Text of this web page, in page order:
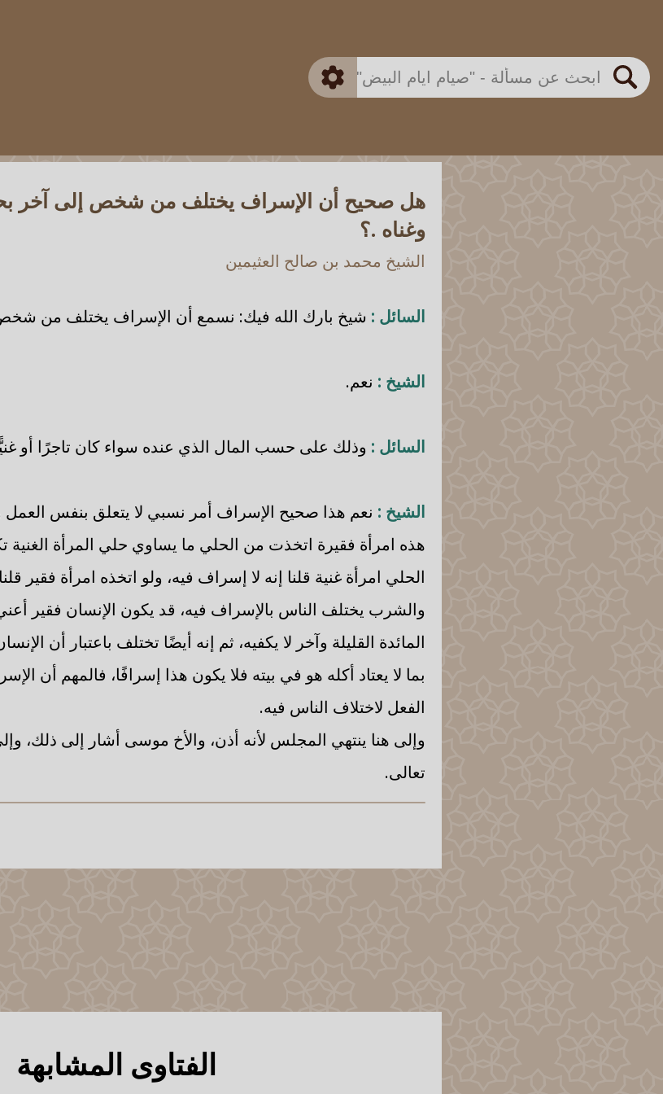
بحث
اللجنة الدائمة
متقدم
هل صحيح أن الإسراف يختلف من شخص إلى
وغناه .؟
الشيخ محمد بن صالح العثيمين
السائل : شيخ بارك الله فيك: نسمع أن الإسراف يختلف من
الشيخ : نعم.
السائل : وذلك على حسب المال الذي عنده سواء كان تاجرًا أو
الشيخ : نعم هذا صحيح الإسراف أمر نسبي لا يتعلق بنفس العمل
هذه امرأة فقيرة اتخذت من الحلي ما يساوي حلي المرأة الغنية
الحلي امرأة غنية قلنا إنه لا إسراف فيه، ولو اتخذه امرأة فقير
والشرب يختلف الناس بالإسراف فيه، قد يكون الإنسان فقير
المائدة القليلة وآخر لا يكفيه، ثم إنه أيضًا تختلف باعتبار أن
بما لا يعتاد أكله هو في بيته فلا يكون هذا إسرافًا، فالمهم أن
الفعل لاختلاف الناس فيه.
وإلى هنا ينتهي المجلس لأنه أذن، والأخ موسى أشار إلى ذلك،
تعالى.
الفتاوى المشابهة